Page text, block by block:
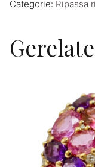
Categorie: Ripassa